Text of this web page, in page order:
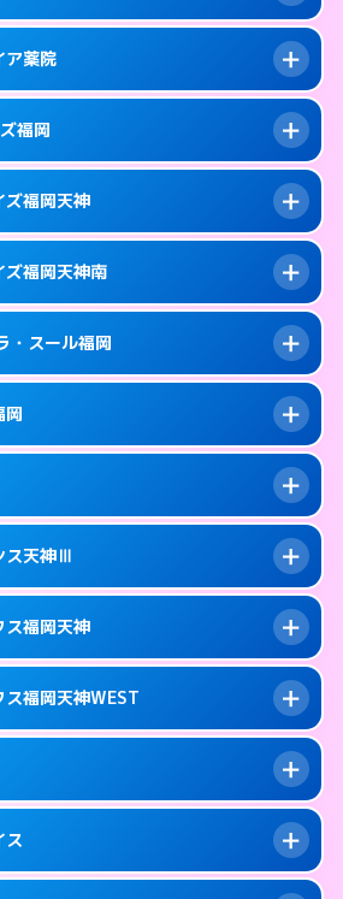
細ページを見る →
天神3-5-18
詳細ページを見る →
が直接お部屋まで伺います。
渡辺通1-1-2
詳細ページを見る →
より派遣できません。
地行1-4-6
詳細ページを見る →
薬院
が直接お部屋まで伺います。
大宮1-1-6
詳細ページを見る →
福岡
できません。
西公園14-24
詳細ページを見る →
福岡天神
直接お部屋まで伺います。
天神3-5-7
詳細ページを見る →
福岡天神南
直接お部屋まで伺います。
春吉3-14-20
詳細ページを見る →
・スール福岡
キーにつきホテルの入り口で
細ページを見る →
岡
ドキーにつきホテルの入り口で
細ページを見る →
が直接お部屋まで伺います。
区大宮1-1-24
詳細ページを見る →
ス天神Ⅲ
が直接お部屋まで伺います。
天神3-8-10
詳細ページを見る →
福岡天神
清川1-12-17
詳細ページを見る →
福岡天神WEST
直接お部屋まで伺います。
ス